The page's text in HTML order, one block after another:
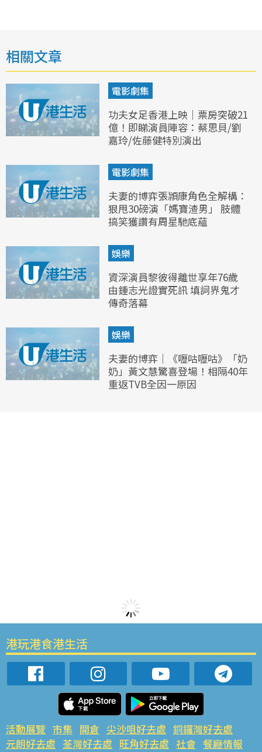
相關文章
電影劇集
功夫女足香港上映｜票房突破21
億！即睇演員陣容：蔡思貝/劉
嘉玲/佐藤健特別演出
電影劇集
夫妻的博弈張頴康角色全解構：
狠甩30磅演「媽寶渣男」 肢體
搞笑獲讚有周星馳底蘊
娛樂
資深演員黎彼得離世享年76歲
由鍾志光證實死訊 填詞界鬼才
傳奇落幕
娛樂
夫妻的博弈｜《嚦咕嚦咕》「奶
奶」黃文慧驚喜登場！相隔40年
重返TVB全因一原因
港玩港食港生活
活動展覽 市集 開倉 尖沙咀好去處 銅鑼灣好去處
元朗好去處 荃灣好去處 旺角好去處 社會 餐廳情報